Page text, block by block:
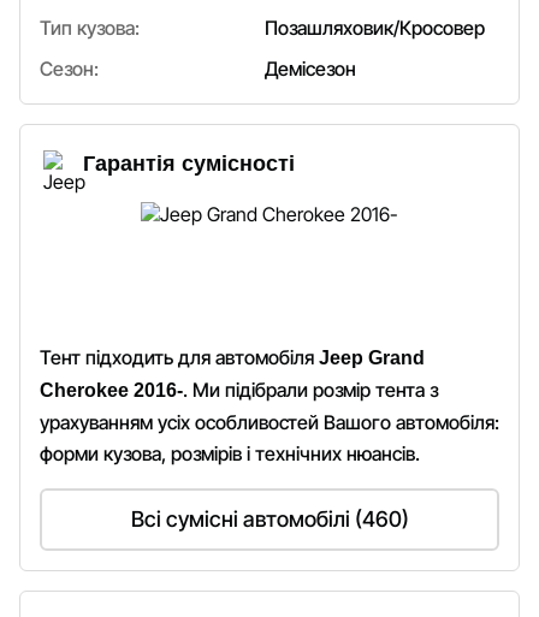
Тип кузова:
Позашляховик/Кросовер
Сезон:
Демісезон
Гарантія сумісності
Тент підходить для автомобіля Jeep Grand
Cherokee 2016-. Ми підібрали розмір тента з
урахуванням усіх особливостей Вашого автомобіля:
форми кузова, розмірів і технічних нюансів.
Всі сумісні автомобілі (460)